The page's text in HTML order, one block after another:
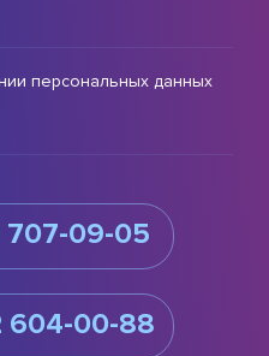
персональных данных
707-09-05
604-00-88